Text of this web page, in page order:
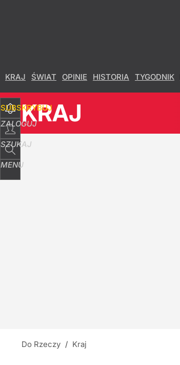
KRAJ ŚWIAT OPINIE HISTORIA TYGODNIK
SUBSKRYBUJ
ZALOGUJ
SZUKAJ
MENU
KRAJ
Do Rzeczy / Kraj